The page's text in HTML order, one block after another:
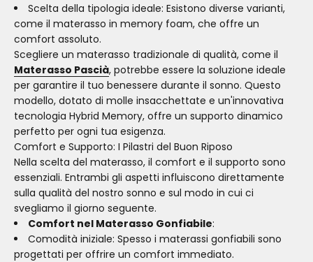
Scelta della tipologia ideale: Esistono diverse varianti,
come il materasso in memory foam, che offre un
comfort assoluto.
Scegliere un materasso tradizionale di qualità, come il
Materasso Pascià, potrebbe essere la soluzione ideale
per garantire il tuo benessere durante il sonno. Questo
modello, dotato di molle insacchettate e un'innovativa
tecnologia Hybrid Memory, offre un supporto dinamico
perfetto per ogni tua esigenza.
Comfort e Supporto: I Pilastri del Buon Riposo
Nella scelta del materasso, il comfort e il supporto sono
essenziali. Entrambi gli aspetti influiscono direttamente
sulla qualità del nostro sonno e sul modo in cui ci
svegliamo il giorno seguente.
Comfort nel Materasso Gonfiabile:
Comodità iniziale: Spesso i materassi gonfiabili sono
progettati per offrire un comfort immediato.